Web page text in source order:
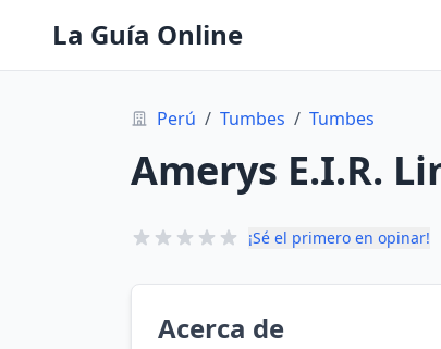
La Guía Online
Perú / Tumbes / Tumbes
Amerys E.I.R.
¡Sé el primero en opinar!
Acerca de